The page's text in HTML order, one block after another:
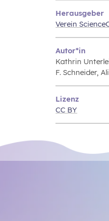
Herausgeber
Verein
Autor*in
Kathrin
F. Schneider,
Lizenz
CC BY